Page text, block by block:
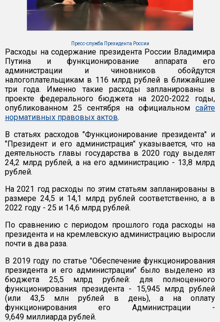
Пресс-служба Президента России
Расходы на содержание президента России Владимира
Путина и функционирование аппарата его
администрации и чиновников обойдутся
налогоплательщикам в 116 млрд рублей в ближайшие
три года. Именно такие расходы запланированы в
проекте федерального бюджета на 2020-2022 годы,
опубликованном 25 сентября на официальном сайте
нормативных правовых актов.
В статьях расходов "Функционирование президента" и
"Президент и его администрация" указывается, что на
деятельность главы государства в 2020 году выделят
24,2 млрд рублей, а на его администрацию - 13,8 млрд
рублей.
На 2021 год расходы по этим статьям запланированы в
размере 24,5 и 14,1 млрд рублей соответственно, а в
2022 году - 25 и 14,6 млрд рублей.
По сравнению с периодом прошлого года расходы на
президента и на кремлевскую администрацию выросли
почти в два раза.
В 2019 году по статье "Обеспечение функционирования
президента и его администрации" было выделено из
бюджета 25,5 млрд рублей: для полноценного
функционирования президента - 15,945 млрд рублей
(или 43,5 млн рублей в день), а на оплату
функционирования его Администрации -
9,649 миллиарда рублей.